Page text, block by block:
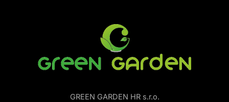
GREEN GARDEN HR s.r.o.